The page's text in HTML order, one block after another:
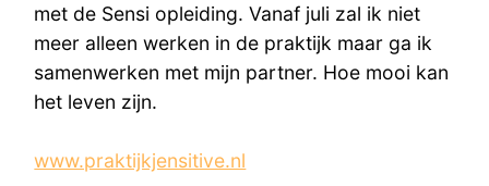
met de Sensi opleiding. Vanaf juli zal ik niet
meer alleen werken in de praktijk maar ga ik
samenwerken met mijn partner. Hoe mooi kan
het leven zijn.
www.praktijkjensitive.nl